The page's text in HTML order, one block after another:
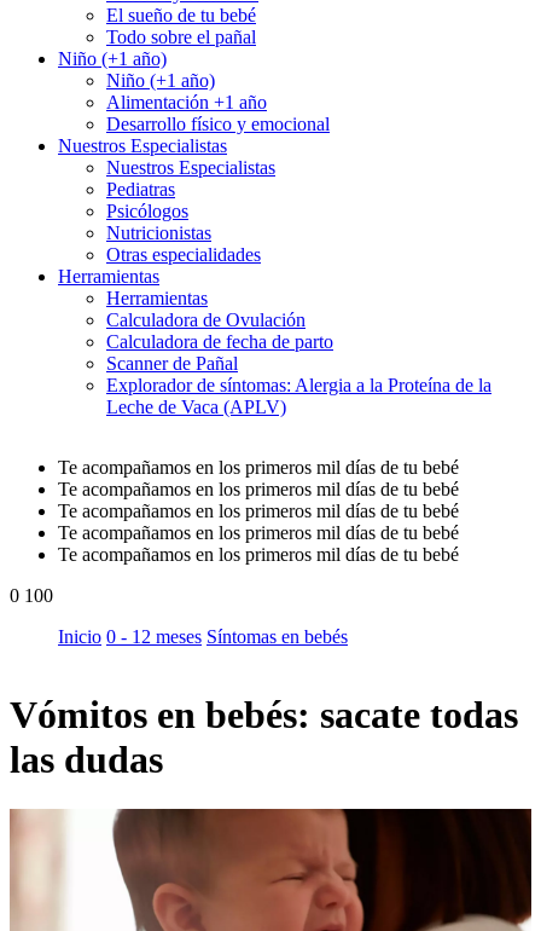
El sueño de tu bebé
Todo sobre el pañal
Niño (+1 año)
Niño (+1 año)
Alimentación +1 año
Desarrollo físico y emocional
Nuestros Especialistas
Nuestros Especialistas
Pediatras
Psicólogos
Nutricionistas
Otras especialidades
Herramientas
Herramientas
Calculadora de Ovulación
Calculadora de fecha de parto
Scanner de Pañal
Explorador de síntomas: Alergia a la Proteína de la
Leche de Vaca (APLV)
Te acompañamos en los primeros mil días de tu bebé
Te acompañamos en los primeros mil días de tu bebé
Te acompañamos en los primeros mil días de tu bebé
Te acompañamos en los primeros mil días de tu bebé
Te acompañamos en los primeros mil días de tu bebé
0 100
Inicio 0 - 12 meses Síntomas en bebés
Vómitos en bebés: sacate todas
las dudas